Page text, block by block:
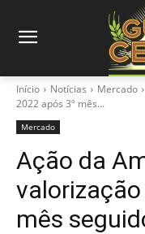
Início Notícias Mercado
2022 após 3º mês...
Mercado
Ação da
mês